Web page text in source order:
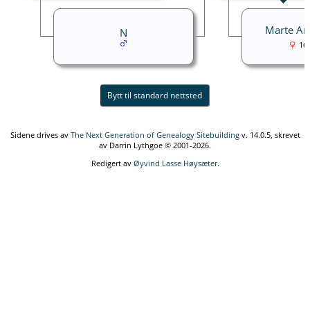
Marte
N
Bytt til standard nettsted
Sidene drives av The Next Generation of Genealogy Sitebuildingv. 14.0.5, skrevet
av Darrin Lythgoe © 2001-2026.
Redigert av Øyvind Lasse Høysæter.